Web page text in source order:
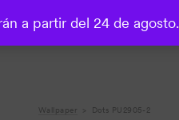
Wallpaper Dots PU2905-2
a partir del 24 de